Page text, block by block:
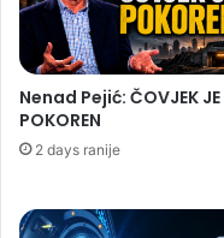
Nenad Pejić: ČOVJEK JE
POKOREN
2 days ranije